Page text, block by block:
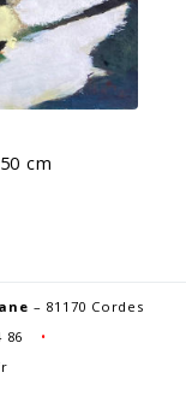
cm
– 81170 Cordes
86
•